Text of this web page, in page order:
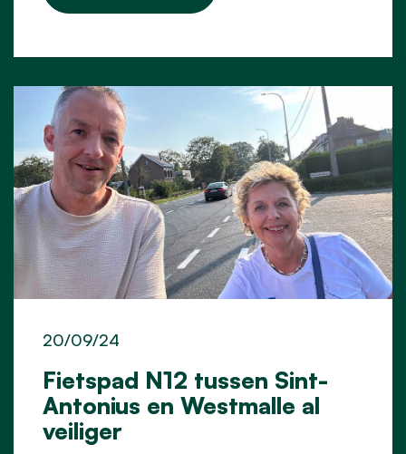
Fietspad N12 tussen Sint-
Antonius en Westmalle al
veiliger
20/09/24